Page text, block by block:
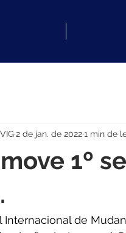
1º
2 de jan. de 20221 min de
Internacional de